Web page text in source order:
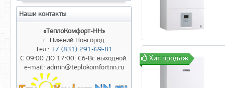
Хит продаж
Наши контакты
«ТеплоКомфорт-НН»
г. Нижний Новгород
Тел.: +7 (831) 291-69-81
С 09:00 ДО 17:00. Сб-Вс выходной.
e-mail: admin@teplokomfortnn.ru